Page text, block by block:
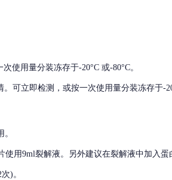
使用量分装冻存于-20°C 或-80°C。
可立即检测，或按一次使用量分装冻存于-
使用9ml裂解液。另外建议在裂解液中加入蛋
)。